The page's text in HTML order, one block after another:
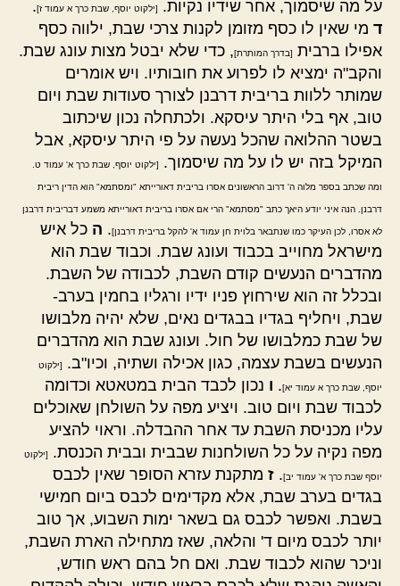
על מה שיסמוך, אחר שידיו נקיות. [ילקוט יוסף, שבת כרך א עמוד ז].
ד מי שאין לו כסף מזומן לקנות צרכי שבת, ילווה כסף
אפילו ברבית [בדרך המותרת], כדי שלא יבטל מצות עונג שבת.
והקב"ה ימציא לו לפרוע את חובותיו. ויש אומרים
שמותר ללוות בריבית דרבנן לצורך סעודות שבת ויום
טוב, אף בלי היתר עיסקא. ולכתחלה נכון שיכתוב
בשטר ההלואה שהכל נעשה על פי היתר עיסקא, אבל
המיקל בזה יש לו על מה שיסמוך.
[ילקוט יוסף, שבת כרך א' עמוד ט.
ומה שכתב בספר מלוה ה' דרוב הראשונים אסרו בריבית דאורייתא "ומסתמא" הוא הדין ריבית
דרבנן. הנה איני יודע היאך כתב "מסתמא" הרי אם אסרו בריבית דאורייתא משמע דבריבית דרבנן
לא אסרו, לכן העיקר כמו שנתבאר בלוית חן עמוד א' להקל בריבית דרבנן]. ה כל איש
מישראל מחוייב בכבוד ועונג שבת. וכבוד שבת הוא
מהדברים הנעשים קודם השבת, לכבודה של השבת.
ובכלל זה הוא שירחוץ פניו ידיו ורגליו בחמין בערב-
שבת, ויחליף בגדיו בבגדים נאים, שלא יהיה מלבושו
של שבת כמלבושו של חול. ועונג שבת הוא מהדברים
הנעשים בשבת עצמה, כגון אכילה ושתיה, וכיו"ב.
[ילקוט
יוסף, שבת כרך א עמוד יא]. ו נכון לכבד הבית במטאטא וכדומה
לכבוד שבת ויום טוב. ויציע מפה על השולחן שאוכלים
עליו מכניסת השבת עד אחר ההבדלה. וראוי להציע
מפה נקיה על כל השולחנות שבבית ובבית הכנסת.
[ילקוט
יוסף שבת כרך א' עמוד יב]. ז מתקנת עזרא הסופר שאין לכבס
בגדים בערב שבת, אלא מקדימים לכבס ביום חמישי
בשבת. ואפשר לכבס גם בשאר ימות השבוע, אך טוב
יותר לכבס מיום ד' והלאה, שאז מתחילה הארת השבת,
וניכר שהוא לכבוד שבת. ואם חל בהם ראש חודש,